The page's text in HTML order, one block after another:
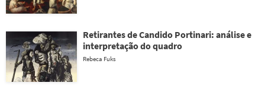
Retirantes de Candido Portinari: análise e
interpretação do quadro
Rebeca Fuks